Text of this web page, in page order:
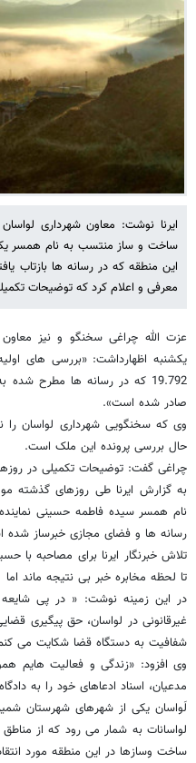
ایرنا نوشت: معاون شهرداری لواسان
ساخت و ساز منتسب به نام همسر
این منطقه که در رسانه ها بازتاب
معرفی و اعلام کرد که توضیحات
عزت الله چراغی سخنگو و نیز
یکشنبه اظهارداشت: «بررسی های
19.792 که در رسانه ها مطرح
صادر شده است».
وی که سخنگویی شهرداری لواسان را
حال بررسی پرونده این ملک است.
چراغی گفت: توضیحات تکمیلی در
به گزارش ایرنا طی روزهای
نام همسر سیده فاطمه حسینی
رسانه ها و فضای مجازی خبرساز شده
تلاش خبرنگار ایرنا برای مصاحبه با
تا لحظه مخابره خبر بی نتیجه ماند
در این زمینه نوشت: « در پی شایعه
غیرقانونی در لواسان، حق پیگیری
شفافیت به دستگاه قضا شکایت می
وی افزود: «زندگی و فعالیت هایم
مدعیان، اسناد ادعاهای خود را به
لَواسان یکی از شهرهای شهرستان
لواسانات به شمار می رود که از
ساخت وسازها در این منطقه مورد